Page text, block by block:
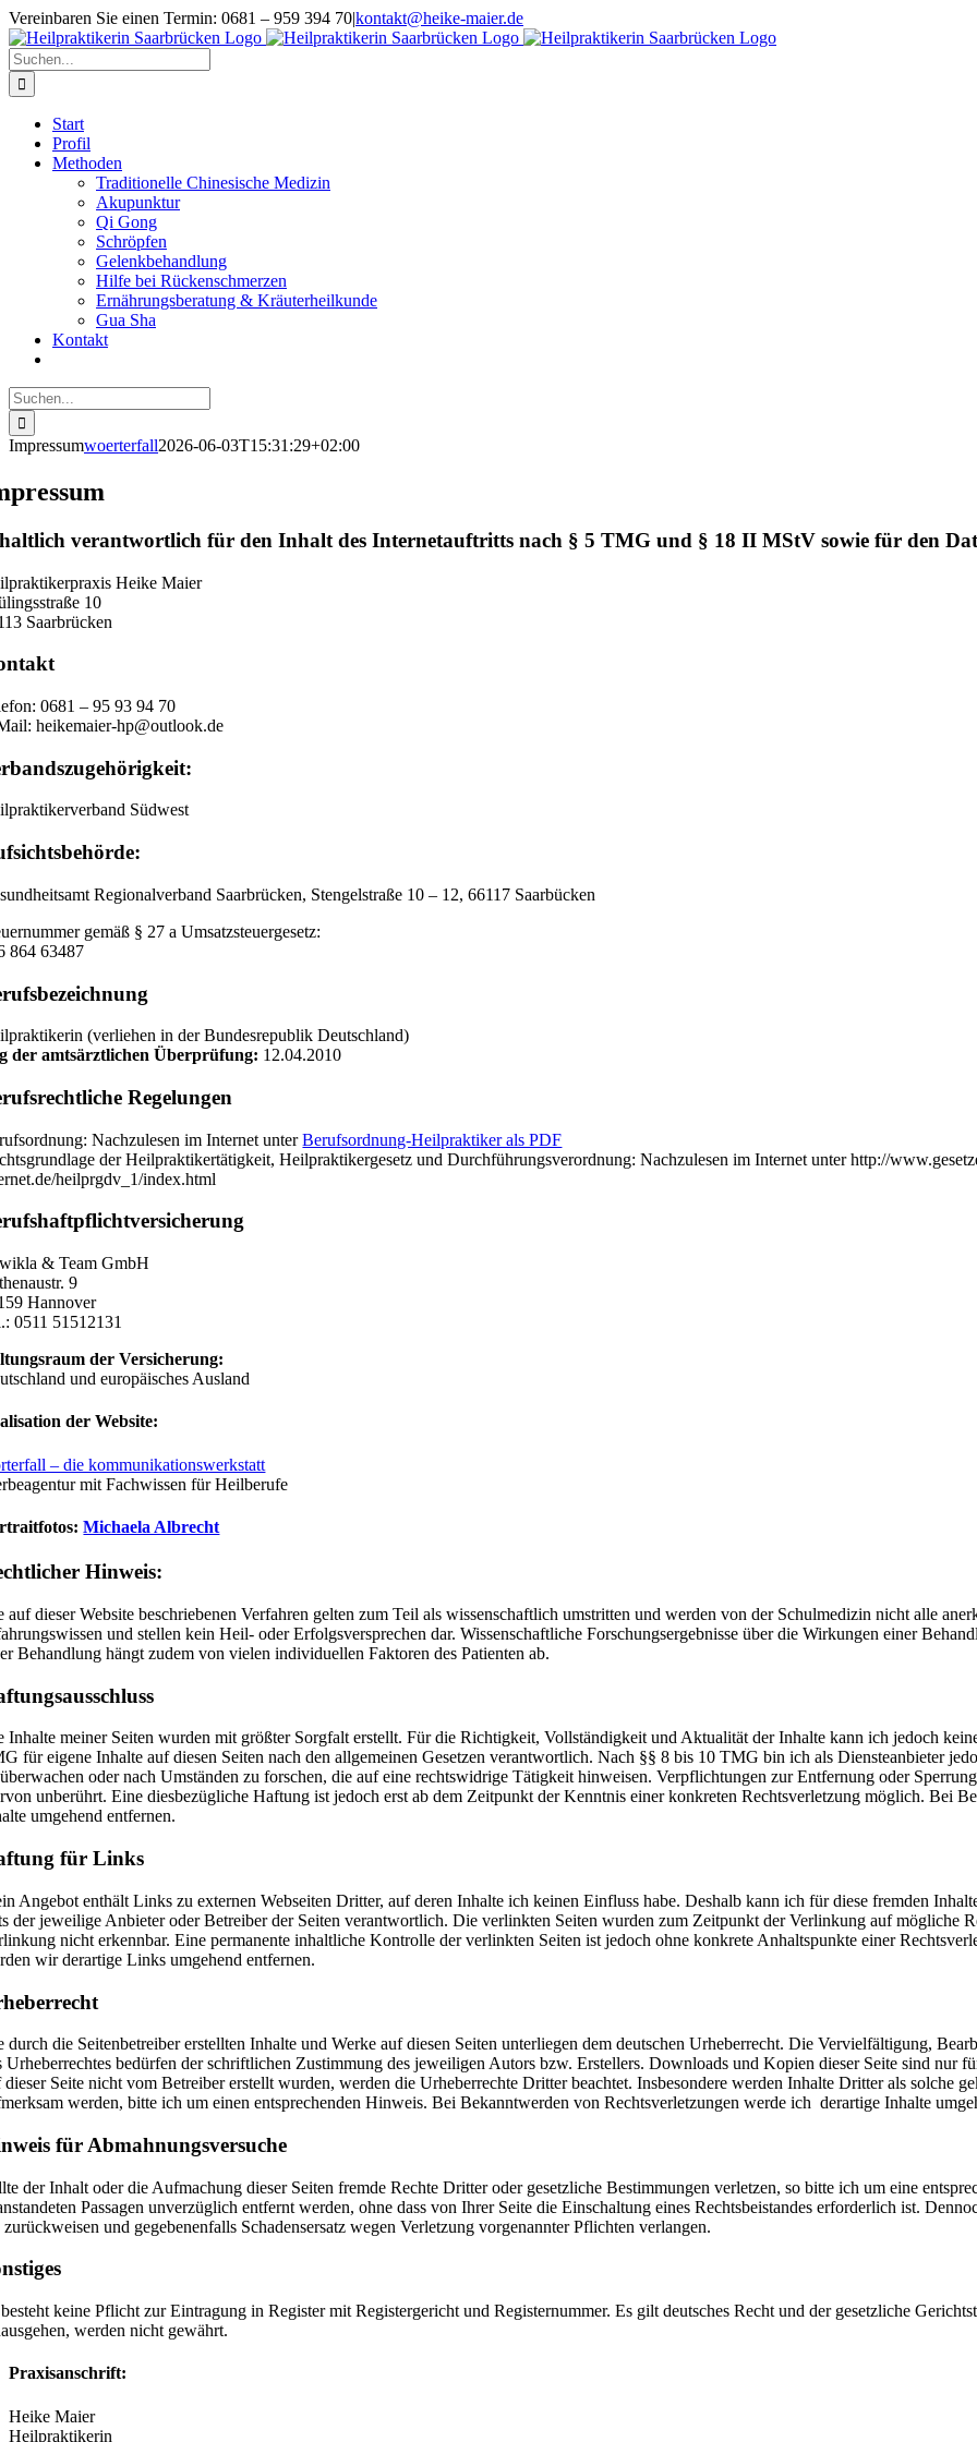
Zum
Inhalt
springen
Vereinbaren Sie einen Termin: 0681 – 959 394 70|kontakt@heike-maier.de
Suche
nach:
Start
Profil
Methoden
Traditionelle Chinesische Medizin
Akupunktur
Qi Gong
Schröpfen
Gelenkbehandlung
Hilfe bei Rückenschmerzen
Ernährungsberatung & Kräuterheilkunde
Gua Sha
Kontakt
Suche
nach:
Impressumwoerterfall2026-06-03T15:31:29+02:00
verantwortlich für den Inhalt des Internetauftritts nach § 5 TMG und § 18 II MStV sowie für den
Heike Maier
10
Saarbrücken
0681 – 95 93 94 70
heikemaier-hp@outlook.de
Südwest
Regionalverband Saarbrücken, Stengelstraße 10 – 12, 66117 Saarbücken
gemäß § 27 a Umsatzsteuergesetz:
864 63487
(verliehen in der Bundesrepublik Deutschland)
der amtsärztlichen Überprüfung: 12.04.2010
Regelungen
Nachzulesen im Internet unterBerufsordnung-Heilpraktiker als PDF
der Heilpraktikertätigkeit, Heilpraktikergesetz und Durchführungsverordnung: Nachzulesen im Internet unter http://
heilprgdv_1/index.html
& Team GmbH
9
Hannover
0511 51512131
der Versicherung:
und europäisches Ausland
der Website:
– die kommunikationswerkstatt
mit Fachwissen für Heilberufe
Michaela Albrecht
Hinweis:
auf dieser Website beschriebenen Verfahren gelten zum Teil als wissenschaftlich umstritten und werden von der Schulmedizin nicht alle
und stellen kein Heil- oder Erfolgsversprechen dar. Wissenschaftliche Forschungsergebnisse über die Wirkungen einer
Behandlung hängt zudem von vielen individuellen Faktoren des Patienten ab.
Inhalte meiner Seiten wurden mit größter Sorgfalt erstellt. Für die Richtigkeit, Vollständigkeit und Aktualität der Inhalte kann ich jedoch
für eigene Inhalte auf diesen Seiten nach den allgemeinen Gesetzen verantwortlich. Nach §§ 8 bis 10 TMG bin ich als Diensteanbieter
oder nach Umständen zu forschen, die auf eine rechtswidrige Tätigkeit hinweisen. Verpflichtungen zur Entfernung oder
unberührt. Eine diesbezügliche Haftung ist jedoch erst ab dem Zeitpunkt der Kenntnis einer konkreten Rechtsverletzung möglich. Bei
umgehend entfernen.
für Links
Angebot enthält Links zu externen Webseiten Dritter, auf deren Inhalte ich keinen Einfluss habe. Deshalb kann ich für diese fremden
der jeweilige Anbieter oder Betreiber der Seiten verantwortlich. Die verlinkten Seiten wurden zum Zeitpunkt der Verlinkung auf mögliche
nicht erkennbar. Eine permanente inhaltliche Kontrolle der verlinkten Seiten ist jedoch ohne konkrete Anhaltspunkte einer
wir derartige Links umgehend entfernen.
durch die Seitenbetreiber erstellten Inhalte und Werke auf diesen Seiten unterliegen dem deutschen Urheberrecht. Die Vervielfältigung,
Urheberrechtes bedürfen der schriftlichen Zustimmung des jeweiligen Autors bzw. Erstellers. Downloads und Kopien dieser Seite sind nur
dieser Seite nicht vom Betreiber erstellt wurden, werden die Urheberrechte Dritter beachtet. Insbesondere werden Inhalte Dritter als solche
werden, bitte ich um einen entsprechenden Hinweis. Bei Bekanntwerden von Rechtsverletzungen werde ich derartige Inhalte
für Abmahnungsversuche
der Inhalt oder die Aufmachung dieser Seiten fremde Rechte Dritter oder gesetzliche Bestimmungen verletzen, so bitte ich um eine
Passagen unverzüglich entfernt werden, ohne dass von Ihrer Seite die Einschaltung eines Rechtsbeistandes erforderlich ist.
zurückweisen und gegebenenfalls Schadensersatz wegen Verletzung vorgenannter Pflichten verlangen.
keine Pflicht zur Eintragung in Register mit Registergericht und Registernummer. Es gilt deutsches Recht und der gesetzliche
werden nicht gewährt.
Praxisanschrift:
Heike Maier
Heilpraktikerin